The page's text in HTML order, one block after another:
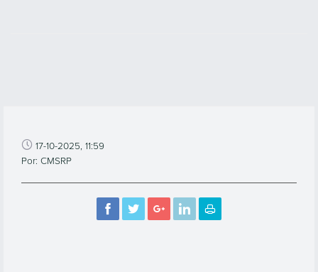
17-10-2025, 11:59
Por: CMSRP